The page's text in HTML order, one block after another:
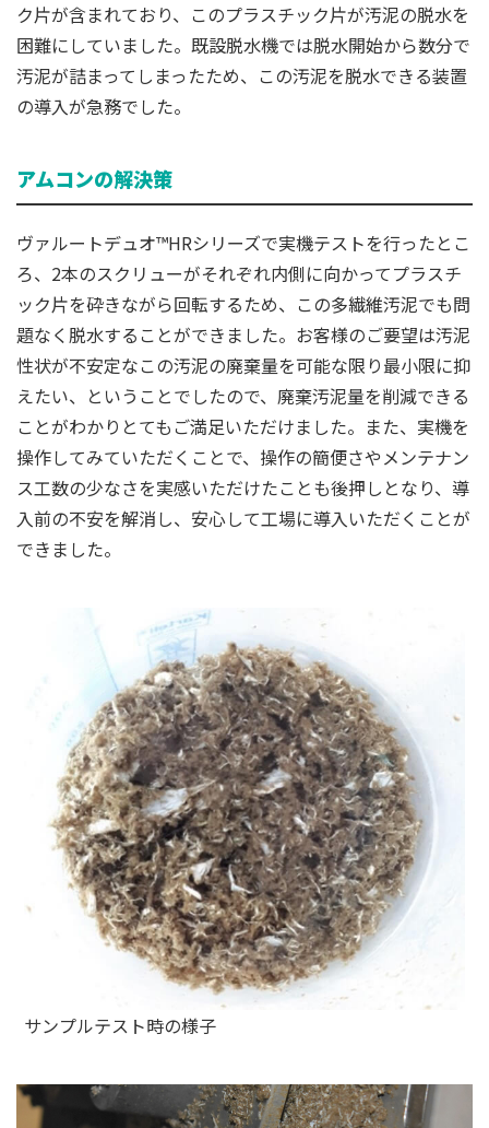
ク片が含まれており、このプラスチック片が汚泥の脱水を
困難にしていました。既設脱水機では脱水開始から数分で
汚泥が詰まってしまったため、この汚泥を脱水できる装置
の導入が急務でした。
アムコンの解決策
ヴァルートデュオ™HRシリーズで実機テストを行ったとこ
ろ、2本のスクリューがそれぞれ内側に向かってプラスチ
ック片を砕きながら回転するため、この多繊維汚泥でも問
題なく脱水することができました。お客様のご要望は汚泥
性状が不安定なこの汚泥の廃棄量を可能な限り最小限に抑
えたい、ということでしたので、廃棄汚泥量を削減できる
ことがわかりとてもご満足いただけました。また、実機を
操作してみていただくことで、操作の簡便さやメンテナン
ス工数の少なさを実感いただけたことも後押しとなり、導
入前の不安を解消し、安心して工場に導入いただくことが
できました。
サンプルテスト時の様子